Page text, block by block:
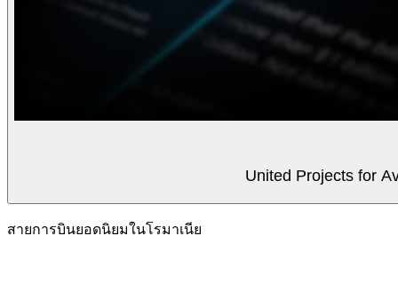
United Projects for
สายการบินยอดนิยมในโรมาเนีย